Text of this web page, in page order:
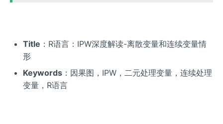
Title ：R语言：IPW深度解读-离散变量和连续变量情
形
Keywords：因果图，IPW，二元处理变量，连续处理
变量，R语言